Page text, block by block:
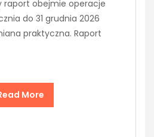
raport obejmie operacje
do 31 grudnia 2026
praktyczna. Raport
More